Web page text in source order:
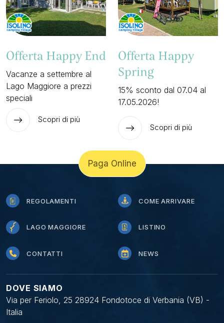
Offerta Happy End
Vacanze a settembre al
Lago Maggiore a prezzi
speciali
Scopri di più
Offerta Happy
Spring
15% sconto dal 07.04 al
17.05.2026!
Scopri di più
REGOLAMENTI COME ARRIVARE
LAGO MAGGIORE LISTINO
CONTATTI NEWS
DOVE SIAMO
Via per Feriolo, 25 28924 Fondotoce di Verbania (VB) -
Italia
Paga Online